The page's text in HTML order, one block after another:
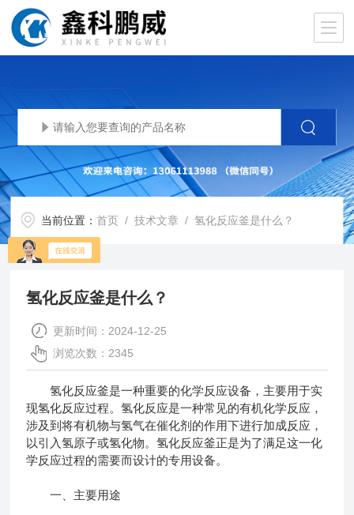
当前位置：首页 /技术文章 / 氢化反应釜是什么？
氢化反应釜是什么？
更新时间：2024-12-25
浏览次数：2345
氢化反应釜是一种重要的化学反应设备，主要用于实
现氢化反应过程。氢化反应是一种常见的有机化学反应，
涉及到将有机物与氢气在催化剂的作用下进行加成反应，
以引入氢原子或氢化物。氢化反应釜正是为了满足这一化
学反应过程的需要而设计的专用设备。
一、主要用途